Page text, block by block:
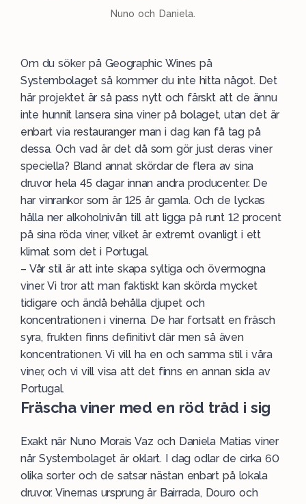
Nuno och Daniela.
Om du söker på Geographic Wines på
Systembolaget så kommer du inte hitta något. Det
här projektet är så pass nytt och färskt att de ännu
inte hunnit lansera sina viner på bolaget, utan det är
enbart via restauranger man i dag kan få tag på
dessa. Och vad är det då som gör just deras viner
speciella? Bland annat skördar de flera av sina
druvor hela 45 dagar innan andra producenter. De
har vinrankor som är 125 år gamla. Och de lyckas
hålla ner alkoholnivån till att ligga på runt 12 procent
på sina röda viner, vilket är extremt ovanligt i ett
klimat som det i Portugal.
– Vår stil är att inte skapa syltiga och övermogna
viner. Vi tror att man faktiskt kan skörda mycket
tidigare och ändå behålla djupet och
koncentrationen i vinerna. De har fortsatt en fräsch
syra, frukten finns definitivt där men så även
koncentrationen. Vi vill ha en och samma stil i våra
viner, och vi vill visa att det finns en annan sida av
Portugal.
Fräscha viner med en röd tråd i sig
Exakt när Nuno Morais Vaz och Daniela Matias viner
når Systembolaget är oklart. I dag odlar de cirka 60
olika sorter och de satsar nästan enbart på lokala
druvor. Vinernas ursprung är Bairrada, Douro och